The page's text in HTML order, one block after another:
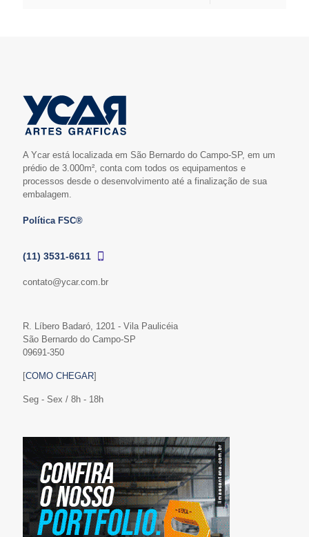
A Ycar está localizada em São Bernardo do Campo-SP, em um
prédio de 3.000m², conta com todos os equipamentos e
processos desde o desenvolvimento até a finalização de sua
embalagem.
Política FSC®
(11) 3531-6611
contato@ycar.com.br
R. Líbero Badaró, 1201 - Vila Paulicéia
São Bernardo do Campo-SP
09691-350
[COMO CHEGAR]
Seg - Sex / 8h - 18h